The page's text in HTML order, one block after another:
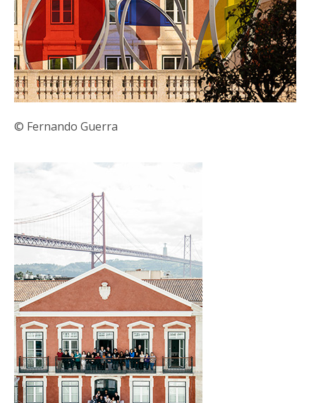
© Fernando Guerra